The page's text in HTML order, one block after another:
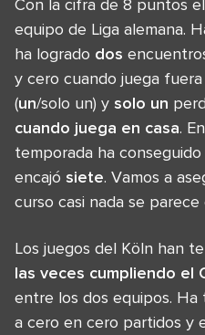
Con la cifra de 8 puntos
equipo de Liga alemana.
ha logrado dos
y cero cuando juega
(un/solo un) y solo un
cuando juega en casa.
temporada ha
encajó siete. Vamos a
curso casi nada se parece
Los juegos del Köln han
las veces cumpliendo el
entre los dos equipos.
a cero en cero partidos y